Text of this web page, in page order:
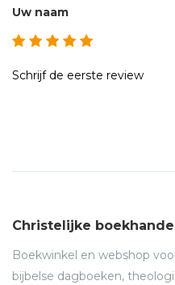
Uw naam
Schrijf de eerste review
Christelijke
Boekwinkel en webshop
bijbelse dagboeken,